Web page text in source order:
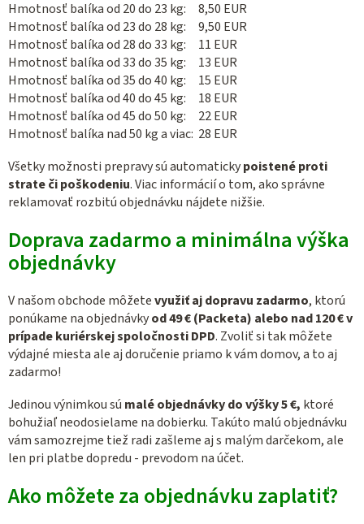
Hmotnosť balíka od 20 do 23 kg: 8,50 EUR
Hmotnosť balíka od 23 do 28 kg: 9,50 EUR
Hmotnosť balíka od 28 do 33 kg: 11 EUR
Hmotnosť balíka od 33 do 35 kg: 13 EUR
Hmotnosť balíka od 35 do 40 kg: 15 EUR
Hmotnosť balíka od 40 do 45 kg: 18 EUR
Hmotnosť balíka od 45 do 50 kg: 22 EUR
Hmotnosť balíka nad 50 kg a viac: 28 EUR
Všetky možnosti prepravy sú automatickypoistené proti
strate či poškodeniu. Viac informácií o tom, ako správne
reklamovať rozbitú objednávku nájdete nižšie.
Doprava zadarmo a minimálna výška
objednávky
V našom obchode môžetevyužiť aj dopravu zadarmo, ktorú
ponúkame na objednávkyod 49 € (Packeta) alebo nad 120 € v
prípade kuriérskej spoločnosti DPD. Zvoliť si tak môžete
výdajné miesta ale aj doručenie priamo k vám domov, a to aj
zadarmo!
Jedinou výnimkou sú malé objednávky do výšky 5 €, ktoré
bohužiaľ neodosielame na dobierku. Takúto malú objednávku
vám samozrejme tiež radi zašleme aj s malým darčekom, ale
len pri platbe dopredu - prevodom na účet.
Ako môžete za objednávku zaplatiť?